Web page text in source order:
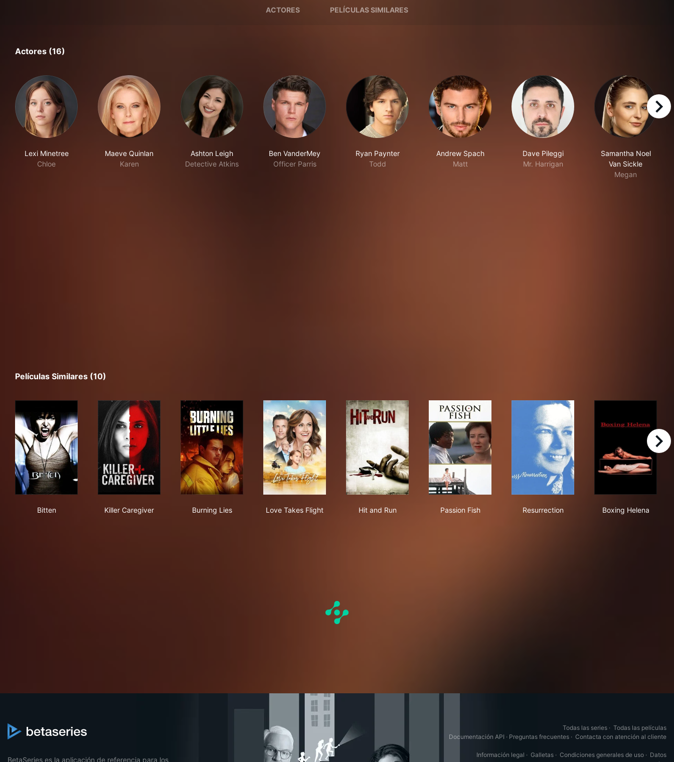
ACTORES PELÍCULAS SIMILARES
Actores (16)
Lexi Minetree
Chloe
Maeve Quinlan
Karen
Ashton Leigh
Detective Atkins
Ben VanderMey
Officer Parris
Ryan Paynter
Todd
Andrew Spach
Matt
Dave Pileggi
Mr. Harrigan
Samantha Noel
Van Sickle
Megan
right
Películas Similares (10)
Bitten
Killer Caregiver
Burning Lies
Love Takes Flight
Hit and Run
Passion Fish
Resurrection
Boxing Helena
right
BetaSeries es la aplicación de referencia para los
Todas las series · Todas las películas
Documentación API · Preguntas frecuentes · Contacta con atención al cliente
Información legal · Galletas · Condiciones generales de uso · Datos